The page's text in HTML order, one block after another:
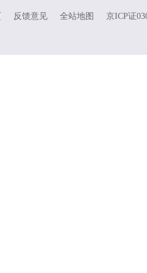
反馈意见 全站地图 京ICP证